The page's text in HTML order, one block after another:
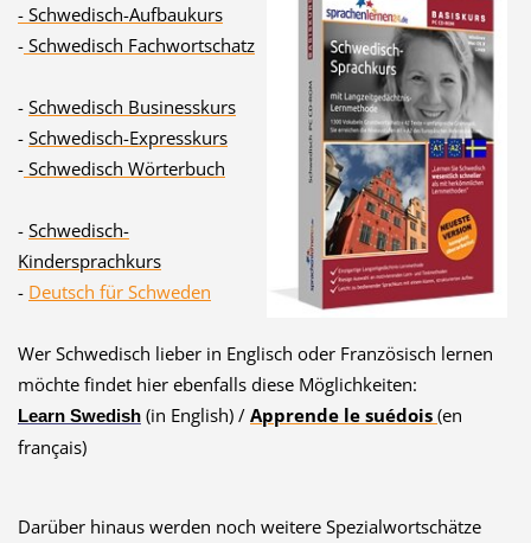
- Schwedisch-Aufbaukurs
-Schwedisch Fachwortschatz
- Schwedisch Businesskurs
- Schwedisch-Expresskurs
-Schwedisch Wörterbuch
- Schwedisch-
Kindersprachkurs
- Deutsch für Schweden
Wer Schwedisch lieber in Englisch oder Französisch lernen
möchte findet hier ebenfalls diese Möglichkeiten:
Learn Swedish(in English) / Apprende le suédois (en
français)
Darüber hinaus werden noch weitere Spezialwortschätze